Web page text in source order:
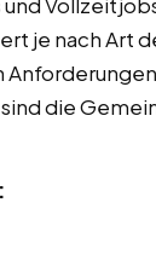
je nach Art
die